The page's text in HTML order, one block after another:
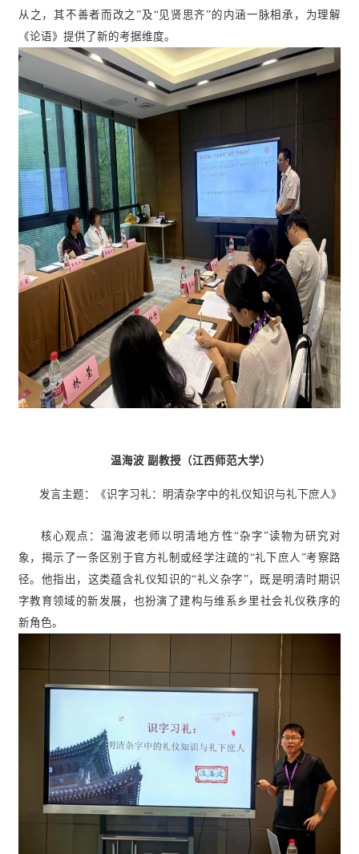
从之，其不善者而改之”及“见贤思齐”的内涵一脉相承，为理解
《论语》提供了新的考据维度。
温海波 副教授（江西师范大学）
发言主题：《识字习礼：明清杂字中的礼仪知识与礼下庶人》
核心观点：温海波老师以明清地方性“杂字”读物为研究对
象，揭示了一条区别于官方礼制或经学注疏的“礼下庶人”考察路
径。他指出，这类蕴含礼仪知识的“礼义杂字”，既是明清时期识
字教育领域的新发展，也扮演了建构与维系乡里社会礼仪秩序的
新角色。